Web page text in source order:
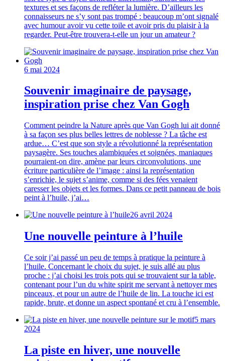
textures et ses façons de refléter la lumière. D’ailleurs les
connaisseurs ne s’y sont pas trompé : beaucoup m’ont signalé
avec humour avoir vu cette toile et avoir pris du plaisir à la
regarder. Peut-être trouvera-t-elle un jour un amateur ?
6 mai 2024
Souvenir imaginaire de paysage,
inspiration prise chez Van Gogh
Comment peindre la Nature après que Van Gogh lui ait donné
à sa façon ses plus belles lettres de noblesse ? La tâche est
ardue… C’est que son style a révolutionné la représentation
paysagère. Ses touches alambiquées et soignées, maniaques
pourraient-on dire, amène par leurs circonvolutions, une
écriture particulière de l’image : ainsi la représentation
s’enrichie, le sujet s’anime, comme si des fées venaient
caresser les objets et les formes. Dans ce petit panneau de bois
peint à l’huile, j’ai…
26 avril 2024
Une nouvelle peinture à l’huile
Ce soir j’ai passé un peu de temps à pratique la peinture à
l’huile. Concernant le choix du sujet, je suis allé au plus
proche : j’ai choisi les trois pots qui se trouvaient sur la table,
contenant pour l’un du white spirit me servant à nettoyer mes
pinceaux, et pour un autre de l’huile de lin. La touche ici est
rapide, brute, et donne un aspect spontané et cru à l’ensemble.
5 mars
2024
La piste en hiver, une nouvelle